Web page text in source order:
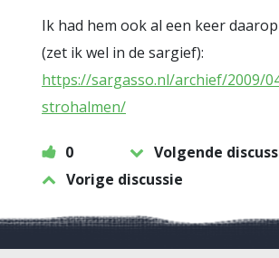
Ik had hem ook al een keer
(zet ik wel in de sargief):
https://sargasso.nl/archief/2009/
strohalmen/
0
Volgende
Vorige discussie